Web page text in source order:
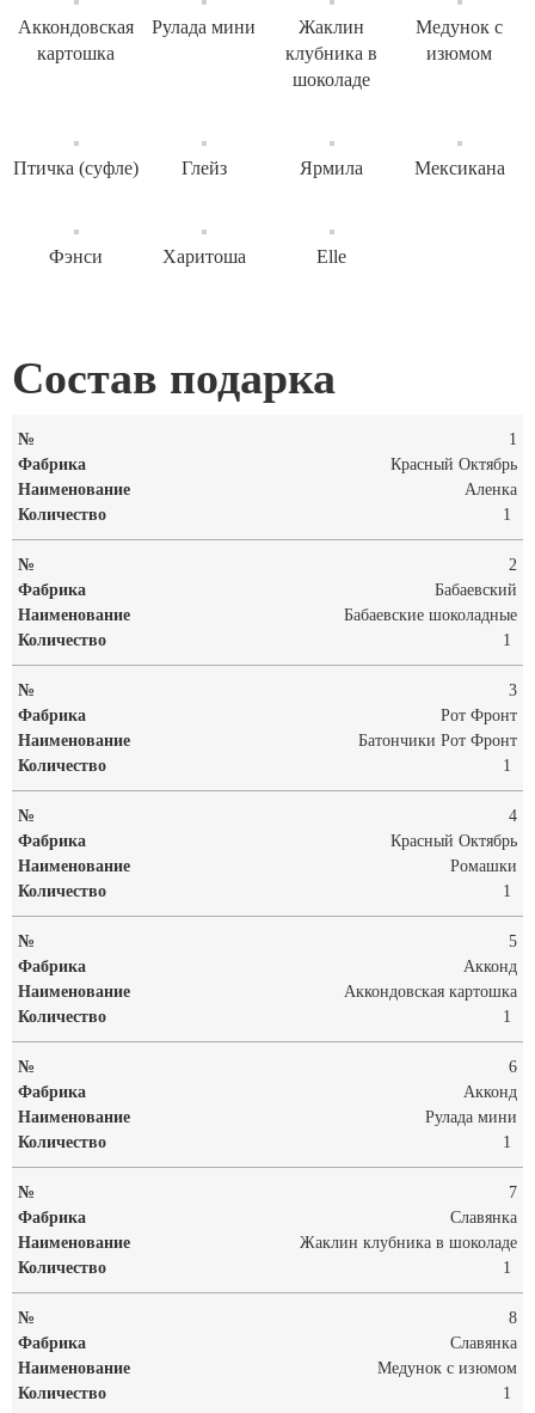
Аккондовская
картошка
Рулада мини
Жаклин
клубника в
шоколаде
Медунок с
изюмом
Птичка (суфле) Глейз Ярмила Мексикана
Фэнси Харитоша Elle
Состав подарка
1
Красный Октябрь
Аленка
1
2
Бабаевский
Бабаевские шоколадные
1
3
Рот Фронт
Батончики Рот Фронт
1
4
Красный Октябрь
Ромашки
1
5
Акконд
Аккондовская картошка
1
6
Акконд
Рулада мини
1
7
Славянка
Жаклин клубника в шоколаде
1
8
Славянка
Медунок с изюмом
1